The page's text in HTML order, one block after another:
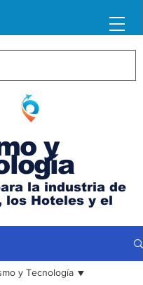
y
la industria de
los Hoteles y el
y Tecnología